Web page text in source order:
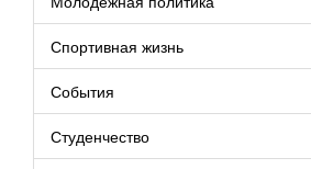
Спортивная жизнь
События
Студенчество